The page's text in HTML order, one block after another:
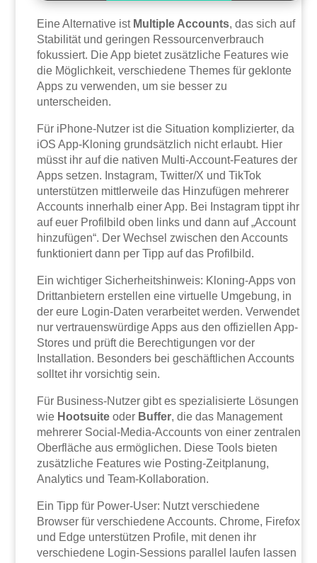
Eine Alternative ist Multiple Accounts, das sich auf
Stabilität und geringen Ressourcenverbrauch
fokussiert. Die App bietet zusätzliche Features wie
die Möglichkeit, verschiedene Themes für geklonte
Apps zu verwenden, um sie besser zu
unterscheiden.
Für iPhone-Nutzer ist die Situation komplizierter, da
iOS App-Kloning grundsätzlich nicht erlaubt. Hier
müsst ihr auf die nativen Multi-Account-Features der
Apps setzen. Instagram, Twitter/X und TikTok
unterstützen mittlerweile das Hinzufügen mehrerer
Accounts innerhalb einer App. Bei Instagram tippt ihr
auf euer Profilbild oben links und dann auf „Account
hinzufügen“. Der Wechsel zwischen den Accounts
funktioniert dann per Tipp auf das Profilbild.
Ein wichtiger Sicherheitshinweis: Kloning-Apps von
Drittanbietern erstellen eine virtuelle Umgebung, in
der eure Login-Daten verarbeitet werden. Verwendet
nur vertrauenswürdige Apps aus den offiziellen App-
Stores und prüft die Berechtigungen vor der
Installation. Besonders bei geschäftlichen Accounts
solltet ihr vorsichtig sein.
Für Business-Nutzer gibt es spezialisierte Lösungen
wie Hootsuite oder Buffer, die das Management
mehrerer Social-Media-Accounts von einer zentralen
Oberfläche aus ermöglichen. Diese Tools bieten
zusätzliche Features wie Posting-Zeitplanung,
Analytics und Team-Kollaboration.
Ein Tipp für Power-User: Nutzt verschiedene
Browser für verschiedene Accounts. Chrome, Firefox
und Edge unterstützen Profile, mit denen ihr
verschiedene Login-Sessions parallel laufen lassen